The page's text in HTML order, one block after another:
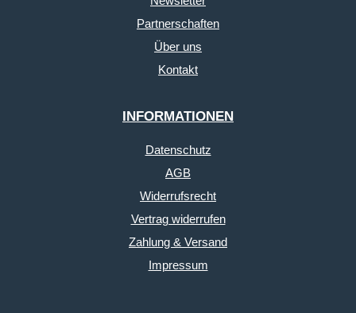
Partnerschaften
Über uns
Kontakt
INFORMATIONEN
Datenschutz
AGB
Widerrufsrecht
Vertrag widerrufen
Zahlung & Versand
Impressum